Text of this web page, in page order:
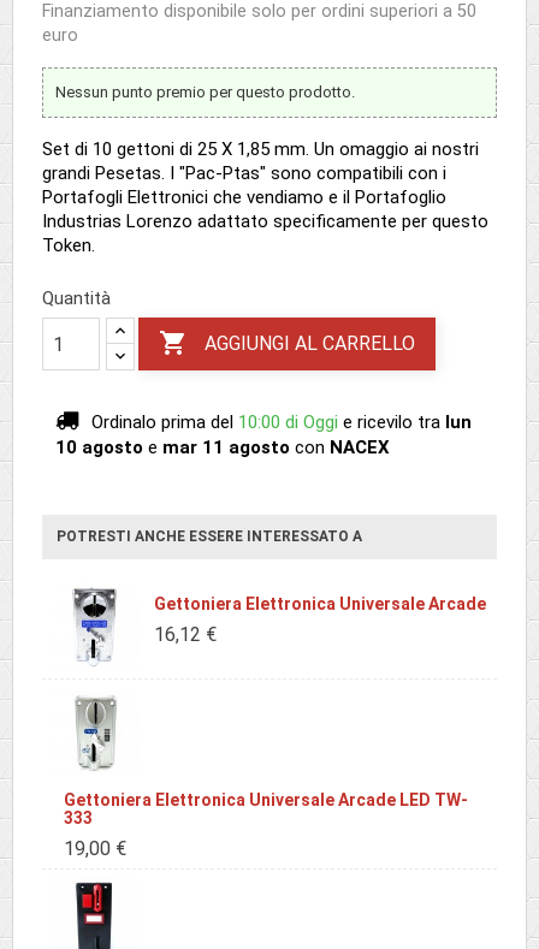
Finanziamento disponibile solo per ordini superiori a 50
euro
Nessun punto premio per questo prodotto.
Set di 10 gettoni di 25 X 1,85 mm. Un omaggio ai nostri
grandi Pesetas. I "Pac-Ptas" sono compatibili con i
Portafogli Elettronici che vendiamo e il Portafoglio
Industrias Lorenzo adattato specificamente per questo
Token.
Quantità
 AGGIUNGI AL CARRELLO
Ordinalo prima del 10:00 di Oggi e ricevilo tra lun
10 agosto e mar 11 agosto con NACEX
POTRESTI ANCHE ESSERE INTERESSATO A
Gettoniera Elettronica Universale Arcade
16,12 €
Gettoniera Elettronica Universale Arcade LED TW-
333
19,00 €